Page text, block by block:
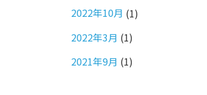
2022年10月 (1)
2022年3月 (1)
2021年9月 (1)